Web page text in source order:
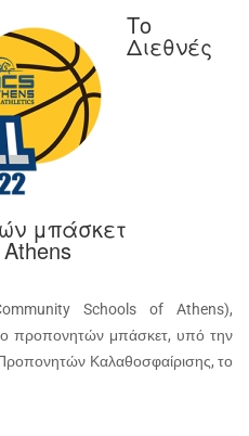
Το
Διεθνές
μπάσκετ
Schools of Athens),
προπονητών μπάσκετ, υπό την
Καλαθοσφαίρισης, το